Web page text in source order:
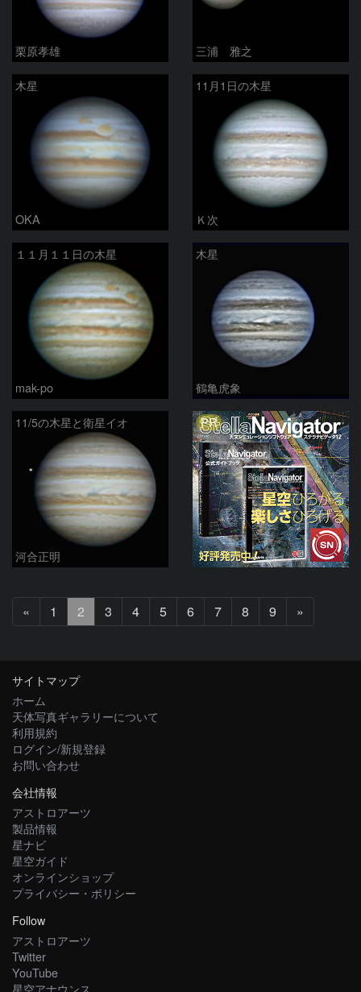
栗原孝雄 三浦 雅之
木星
OKA
11月1日の木星
Ｋ次
１１月１１日の木星
mak-po
木星
鶴亀虎象
11/5の木星と衛星イオ
河合正明
PR
«
へ
1 2 3 4 5 6 7 8 9 »
へ
サイトマップ
ホーム
天体写真ギャラリーについて
利用規約
ログイン/新規登録
お問い合わせ
会社情報
アストロアーツ
製品情報
星ナビ
星空ガイド
オンラインショップ
プライバシー・ポリシー
Follow
アストロアーツ
Twitter
YouTube
星空アナウンス